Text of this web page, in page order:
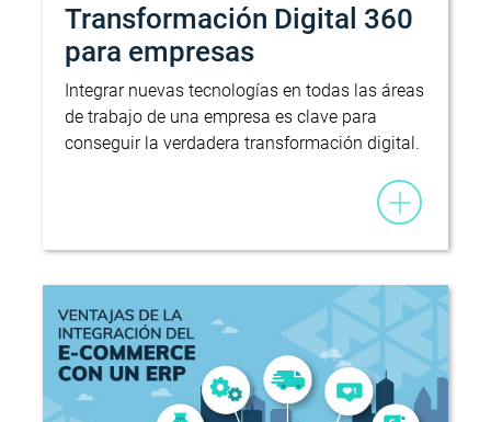
Transformación Digital 360
para empresas
Integrar nuevas tecnologías en todas las áreas
de trabajo de una empresa es clave para
conseguir la verdadera transformación digital.